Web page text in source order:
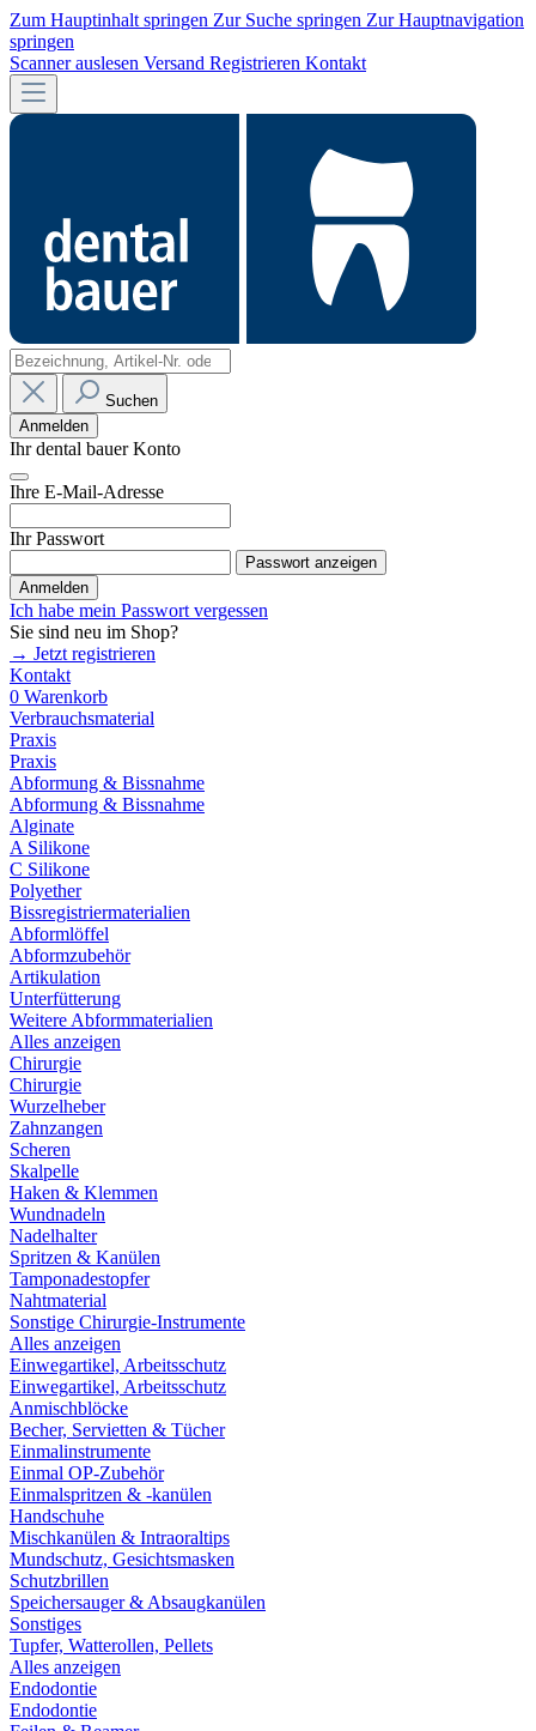
Zum Hauptinhalt springen Zur Suche springen Zur Hauptnavigation
springen
Scanner auslesen Versand Registrieren Kontakt
Suchen
Anmelden
Ihr dental bauer Konto
Ihre E-Mail-Adresse
Ihr Passwort
Passwort anzeigen
Anmelden
Ich habe mein Passwort vergessen
Sie sind neu im Shop?
→ Jetzt registrieren
Kontakt
0 Warenkorb
Verbrauchsmaterial
Praxis
Praxis
Abformung & Bissnahme
Abformung & Bissnahme
Alginate
A Silikone
C Silikone
Polyether
Bissregistriermaterialien
Abformlöffel
Abformzubehör
Artikulation
Unterfütterung
Weitere Abformmaterialien
Alles anzeigen
Chirurgie
Chirurgie
Wurzelheber
Zahnzangen
Scheren
Skalpelle
Haken & Klemmen
Wundnadeln
Nadelhalter
Spritzen & Kanülen
Tamponadestopfer
Nahtmaterial
Sonstige Chirurgie-Instrumente
Alles anzeigen
Einwegartikel, Arbeitsschutz
Einwegartikel, Arbeitsschutz
Anmischblöcke
Becher, Servietten & Tücher
Einmalinstrumente
Einmal OP-Zubehör
Einmalspritzen & -kanülen
Handschuhe
Mischkanülen & Intraoraltips
Mundschutz, Gesichtsmasken
Schutzbrillen
Speichersauger & Absaugkanülen
Sonstiges
Tupfer, Watterollen, Pellets
Alles anzeigen
Endodontie
Endodontie